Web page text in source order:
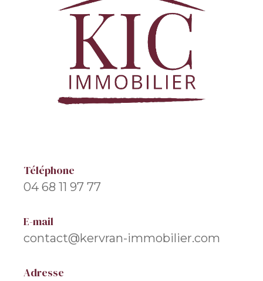
Téléphone
04 68 11 97 77
E-mail
contact@kervran-immobilier.com
Adresse